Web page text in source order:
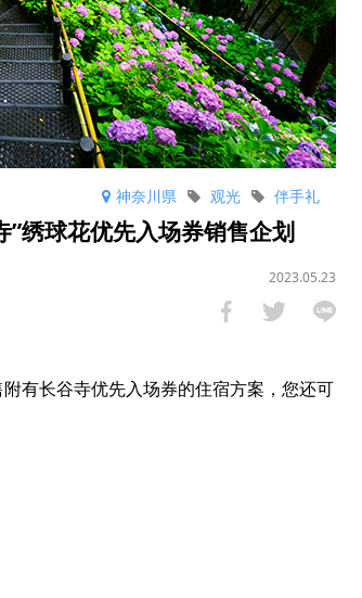
神奈川県 伴手礼
观光
绣球花优先入场券销售企划
2023.05.23
有长谷寺优先入场券的住宿方案，您还可